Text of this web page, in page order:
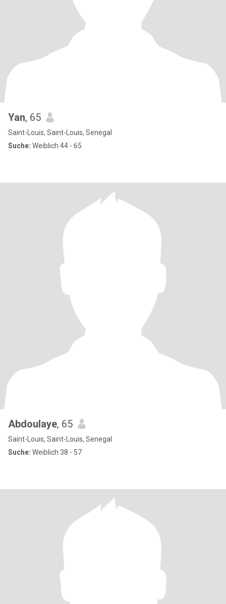
Yan, 65
Saint-Louis, Saint-Louis, Senegal
Suche: Weiblich 44 - 65
Abdoulaye, 65
Saint-Louis, Saint-Louis, Senegal
Suche: Weiblich 38 - 57